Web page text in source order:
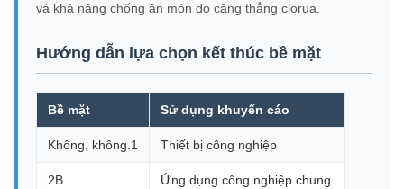
và khả năng chống ăn mòn do căng thẳng clorua.
Hướng dẫn lựa chọn kết thúc bề mặt
Bề mặt Sử dụng khuyến cáo
Không, không.1 Thiết bị công nghiệp
2B Ứng dụng công nghiệp chung